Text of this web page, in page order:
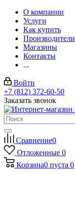
О компании
Услуги
Как купить
Производители
Магазины
Контакты
...
Войти
+7 (812) 372-60-50
Заказать звонок
Сравнение0
Отложенные 0
Корзина0 пуста 0